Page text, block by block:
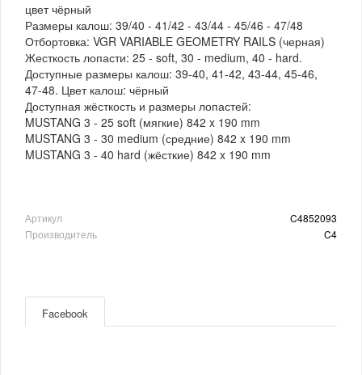
цвет чёрный
Размеры калош: 39/40 - 41/42 - 43/44 - 45/46 - 47/48
Отбортовка: VGR VARIABLE GEOMETRY RAILS (черная)
Жесткость лопасти: 25 - soft, 30 - medium, 40 - hard.
Доступные размеры калош: 39-40, 41-42, 43-44, 45-46,
47-48. Цвет калош: чёрный
Доступная жёсткость и размеры лопастей:
MUSTANG 3 - 25 soft (мягкие) 842 x 190 mm
MUSTANG 3 - 30 medium (средние) 842 x 190 mm
MUSTANG 3 - 40 hard (жёсткие) 842 x 190 mm
Артикул
C4852093
Производитель
C4
Facebook